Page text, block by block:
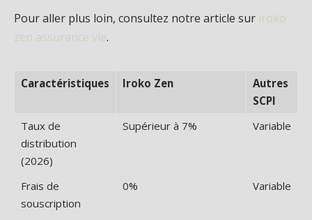
Pour aller plus loin, consultez notre article sur iroko
zen assurance vie.
Caractéristiques Iroko Zen
Autres
SCPI
Taux de
distribution
(2026)
Supérieur à 7% Variable
Frais de
souscription
0% Variable